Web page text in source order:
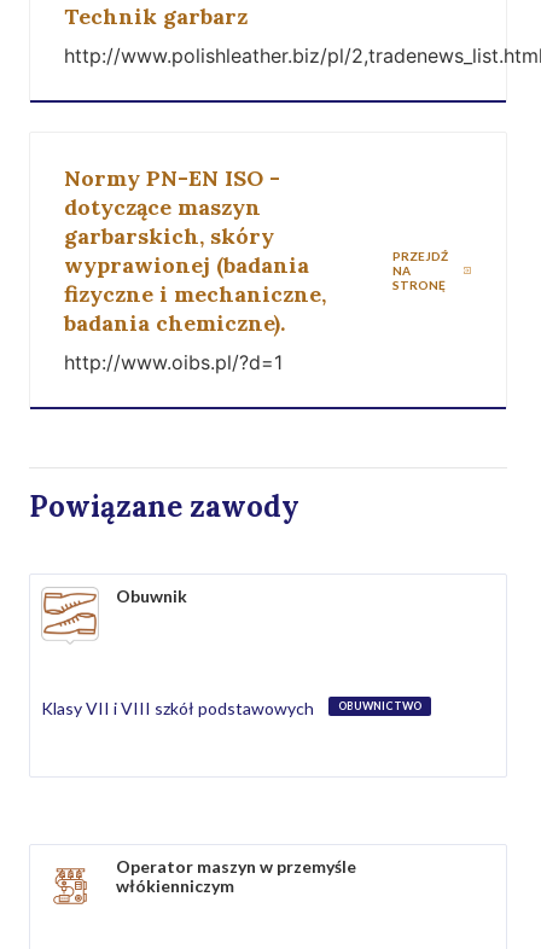
Technik garbarz
http://www.polishleather.biz/pl/
Normy PN-EN ISO -
dotyczące maszyn
garbarskich, skóry
wyprawionej (badania
fizyczne i mechaniczne,
badania chemiczne).
http://www.oibs.pl/?d=1
PRZEJDŹ
NA
STRONĘ
Powiązane zawody
Obuwnik
Klasy VII i VIII szkół podstawowych OBUWNICTWO
Operator maszyn w przemyśle
włókienniczym